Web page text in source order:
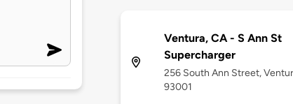
Ventura, CA - S Ann St
Supercharger
256 South Ann Street,
93001